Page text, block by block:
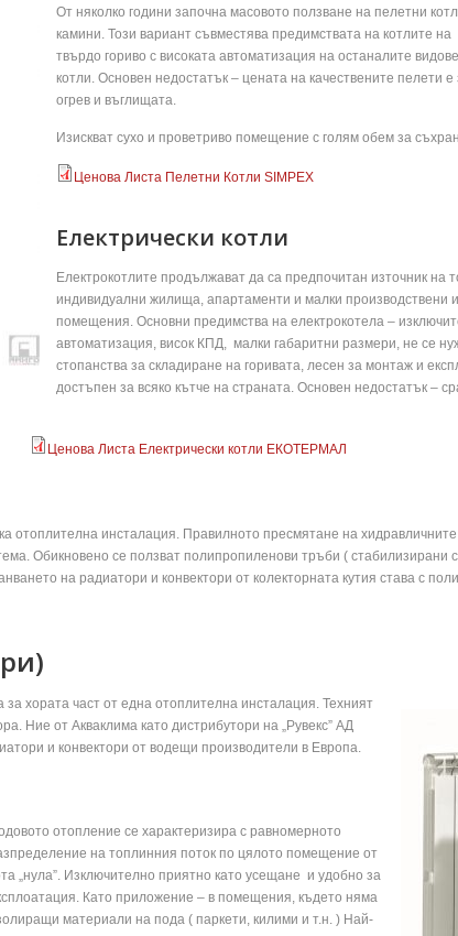
От няколко години започна масовото ползване на пелетни
камини. Този вариант съвместява предимствата на котлите на
твърдо гориво с високата автоматизация на останалите видове
котли. Основен недостатък – цената на качествените пелети
огрев и въглищата.
Изискват сухо и проветриво помещение с голям обем за
Ценова Листа Пелетни Котли SIMPEX
Електрически котли
Електрокотлите продължават да са предпочитан източник на
индивидуални жилища, апартаменти и малки производствени
помещения. Основни предимства на електрокотела –
автоматизация, висок КПД, малки габаритни размери, не се
стопанства за складиране на горивата, лесен за монтаж и
достъпен за всяко кътче на страната. Основен недостатък –
Ценова Листа Електрически котли ЕКОТЕРМАЛ
отоплителна инсталация. Правилното пресмятане на
Обикновено се ползват полипропиленови тръби ( стабилизирани
на радиатори и конвектори от колекторната кутия става с
хората част от една отоплителна инсталация. Техният
Ние от Акваклима като дистрибутори на „Рувекс” АД
и конвектори от водещи производители в Европа.
отопление се характеризира с равномерното
на топлинния поток по цялото помещение от
„нула”. Изключително приятно като усещане и удобно за
Като приложение – в помещения, където няма
материали на пода ( паркети, килими и т.н. ) Най-